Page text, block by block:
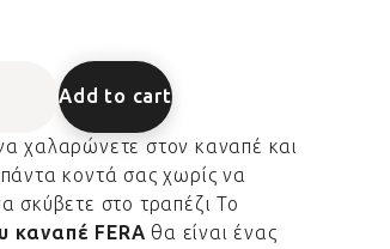
Add to cart
χαλαρώνετε στον καναπέ και
κοντά σας χωρίς να
σκύβετε στο τραπέζι Το
καναπέ FERA θα είναι ένας